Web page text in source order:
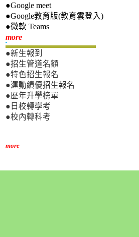
●Google meet
●Google教育版(教育雲登入)
●微軟 Teams
more新生專區
●新生報到
●招生管道名額
●特色招生報名
●運動績優招生報名
●歷年升學榜單
●日校轉學考
●校內轉科考
more